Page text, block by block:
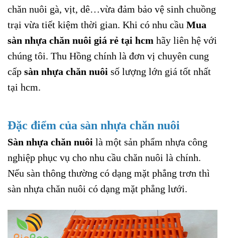
chăn nuôi gà, vịt, dê…vừa đảm bảo vệ sinh chuồng
trại vừa tiết kiệm thời gian. Khi có nhu cầu Mua
sàn nhựa chăn nuôi giá rẻ tại hcm hãy liên hệ với
chúng tôi. Thu Hồng chính là đơn vị chuyên cung
cấp sàn nhựa chăn nuôi số lượng lớn giá tốt nhất
tại hcm.
Đặc điểm của sàn nhựa chăn nuôi
Sàn nhựa chăn nuôi là một sản phẩm nhựa công
nghiệp phục vụ cho nhu cầu chăn nuôi là chính.
Nếu sàn thông thường có dạng mặt phẳng trơn thì
sàn nhựa chăn nuôi có dạng mặt phẳng lưới.